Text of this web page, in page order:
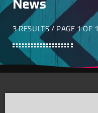
3 RESULTS / PAGE 1 OF 1